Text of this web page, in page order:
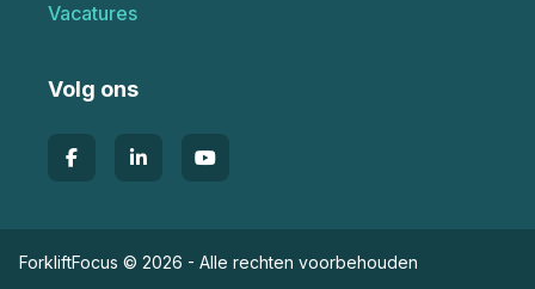
Vacatures
Volg ons
ForkliftFocus © 2026 - Alle rechten voorbehouden